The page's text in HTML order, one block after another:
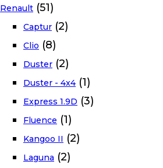
Renault (51)
Captur (2)
Clio (8)
Duster (2)
Duster - 4x4 (1)
Express 1.9D (3)
Fluence (1)
Kangoo II (2)
Laguna (2)